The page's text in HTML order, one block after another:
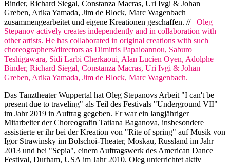
Binder, Richard Siegal, Constanza Macras, Uri Ivgi & Johan
Greben, Arika Yamada, Jim de Block, Marc Wagenbach
zusammengearbeitet und eigene Kreationen geschaffen. // Oleg
Stepanov actively creates independently and in collaboration with
other artists. He has collaborated in original creations with such
choreographers/directors as Dimitris Papaioannou, Saburo
Teshigawara, Sidi Larbi Cherkaoui, Alan Lucien Oyen, Adolphe
Binder, Richard Siegal, Constanza Macras, Uri Ivgi & Johan
Greben, Arika Yamada, Jim de Block, Marc Wagenbach.
Das Tanztheater Wuppertal hat Oleg Stepanovs Arbeit "I can't be
present due to traveling" als Teil des Festivals "Underground VII"
im Jahr 2019 in Auftrag gegeben. Er war ein langjähriger
Mitarbeiter der Choreografin Tatiana Baganova, insbesondere
assistierte er ihr bei der Kreation von "Rite of spring" auf Musik von
Igor Strawinsky im Bolschoi-Theater, Moskau, Russland im Jahr
2013 und bei "Sepia", einem Auftragswerk des American Dance
Festival, Durham, USA im Jahr 2010. Oleg unterrichtet aktiv